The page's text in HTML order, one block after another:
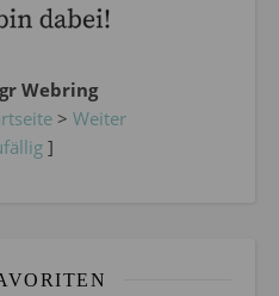
Webring
> Weiter
]